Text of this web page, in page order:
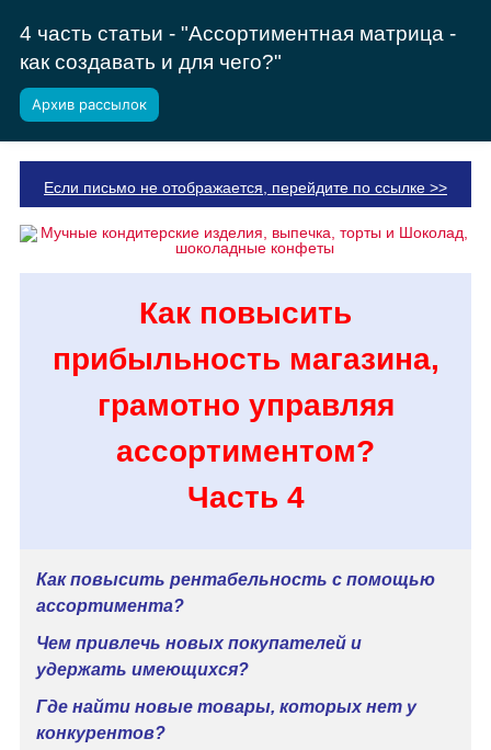
4 часть статьи - "Ассортиментная матрица -
как создавать и для чего?"
Архив рассылок
Если письмо не отображается, перейдите по ссылке >>
Как повысить
прибыльность магазина,
грамотно управляя
ассортиментом?
Часть 4
Как повысить рентабельность с помощью
ассортимента?
Чем привлечь новых покупателей и
удержать имеющихся?
Где найти новые товары, которых нет у
конкурентов?